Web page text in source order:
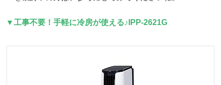
▼工事不要！手軽に冷房が使える♪IPP-2621G